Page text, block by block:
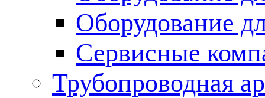
Оборудование
Сервисные
Трубопроводная